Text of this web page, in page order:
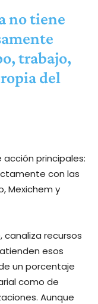
no tiene
trabajo,
del
acción principales:
con las
Mexichem y
, canaliza recursos
esos
un porcentaje
como de
Aunque